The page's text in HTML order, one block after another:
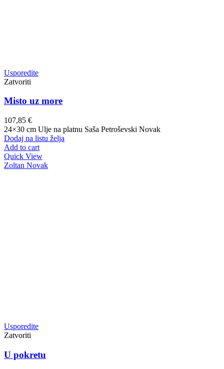
Usporedite
Zatvoriti
Misto uz more
107,85 €
24×30 cm Ulje na platnu Saša Petroševski Novak
Dodaj na listu želja
Add to cart
Quick View
Zoltan Novak
Usporedite
Zatvoriti
U pokretu